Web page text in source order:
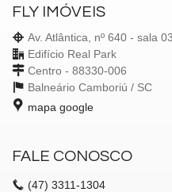
FLY IMÓVEIS
Av. Atlântica, nº 640 - sala 03
Edifício Real Park
Centro - 88330-006
Balneário Camboriú / SC
mapa google
FALE CONOSCO
(47) 3311-1304